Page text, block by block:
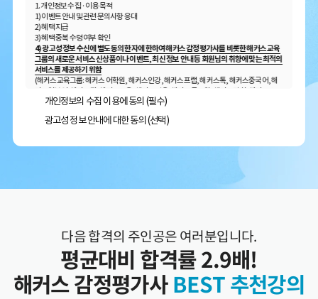
1. 개인정보 수집 · 이용 목적
1) 이벤트 안내 및 관련 문의사항 응대
2) 혜택 지급
3) 혜택 중복 수령 여부 확인
4) 광고성 정보 수신에 별도 동의한 자에 한하여 해커스 감정평가사를 비롯한 해커스 교육
그룹의 새로운 서비스 신상품이나 이벤트, 최신 정보 안내 등 회원님의 취향에 맞는 최적의
서비스를 제공하기 위함
(해커스교육그룹: 해커스 어학원, 해커스인강, 해커스프랩, 해커스톡, 해커스중국어, 해
커스일본어, 해커스잡, 해커스금융, 해커스임용, 해커스공무원, 해커스경찰, 해커스소
방, 해커스공인중개사, 해커스주택관리사, 해커스편입 등)
2. 개인정보 수집·이용 항목: 이름, 휴대폰번호, 이메일
3. 개인정보 보유/이용 기간:수집한 개인정보는 회원 탈퇴 시까지 보관합니다. 단, 이벤트
4. 이벤트 신청 회원은 개인정보 수집·이용을 거부할 수 있습니다. 단, 거부의 경우 이벤트
신청이 제한됩니다.
개인정보의 수집 이용에 동의 (필수)
광고성 정보 안내에 대한 동의 (선택)
다음 합격의 주인공은 여러분입니다.
평균대비 합격률 2.9배!
해커스 감정평가사 BEST 추천강의